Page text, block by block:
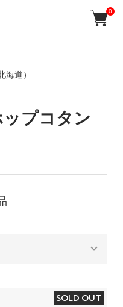
0
海道）
プコタン
SOLD OUT